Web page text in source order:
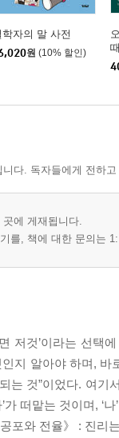
학자의 말 사전
원 (10% 할인)
다. 독자들에게 전하
에 게재됩니다.
를, 책에 대한 문의는
저것’이라는 선
인지 알아야 하며,
는 것”이었다. 여기
가 떠맡는 것이며, ‘
포와 전율》 : 진리